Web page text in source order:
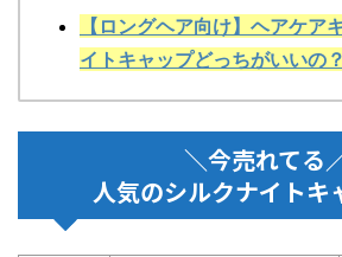
【ロングヘア向け】 ヘアケア
イトキャップどっちがいいの？
＼今売れてる
人気のシルクナイトキ